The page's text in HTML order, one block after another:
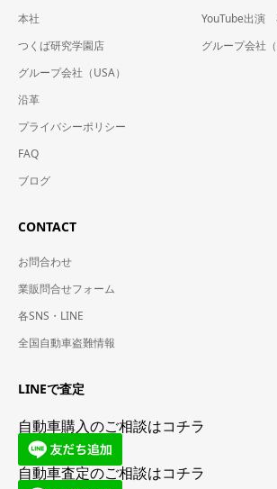
本社
つくば研究学園店
グループ会社（USA）
沿革
プライバシーポリシー
FAQ
ブログ
YouTube出演
グループ会社（
CONTACT
お問合わせ
業販問合せフォーム
各SNS・LINE
全国自動車盗難情報
LINEで査定
自動車購入のご相談はコチラ
自動車査定のご相談はコチラ